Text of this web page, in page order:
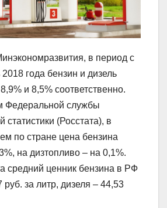
в период с
года бензин и дизель
и 8,5% соответственно.
Федеральной службы
статистики (Росстата), в
по стране цена бензина
на дизтопливо – на 0,1%.
средний ценник бензина в РФ
руб. за литр, дизеля – 44,53